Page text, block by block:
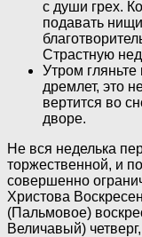
с души грех.
подавать
Страстную
Утром
дремлет, это
вертится во
дворе.
Не вся неделька
торжественной, и
совершенно
Христова
(Пальмовое)
Величавый)